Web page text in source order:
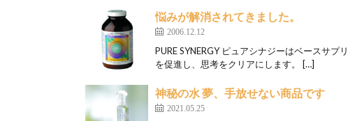
悩みが解消されてきました。
2006.12.12
PURE SYNERGY ピュアシナジーはベースサ
を促進し、思考をクリアにします。 […]
神秘の水 夢、手放せない商品です
2021.05.25